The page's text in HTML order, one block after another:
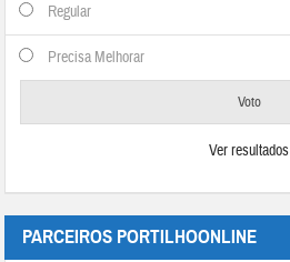
Regular
Precisa Melhorar
Ver resultados
PARCEIROS PORTILHOONLINE